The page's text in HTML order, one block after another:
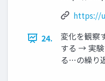
https://
24.
変化を観
する → 実
る…の繰り